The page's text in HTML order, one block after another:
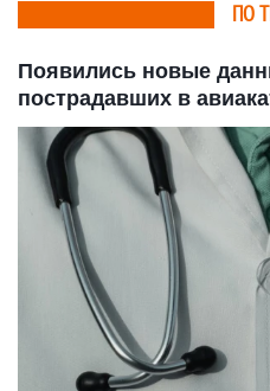
ПО
Появились новые
пострадавших в